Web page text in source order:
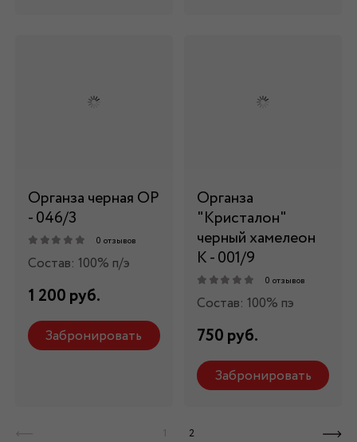
Органза черная ОР
- 046/3
0 отзывов
Состав: 100% п/э
1 200 руб.
Забронировать
Органза
"Кристалон"
черный хамелеон
К - 001/9
0 отзывов
Состав: 100% пэ
750 руб.
Забронировать
1 2